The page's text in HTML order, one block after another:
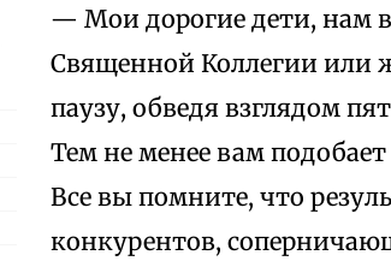
— Мои дорогие дети, нам
Священной Коллегии или
паузу, обведя взглядом
Тем не менее вам
Все вы помните, что
конкурентов,